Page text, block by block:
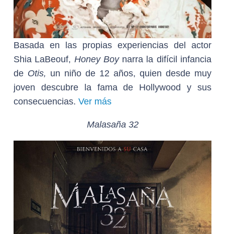
Basada en las propias experiencias del actor
Shia LaBeouf, Honey Boynarra la difícil infancia
de Otis, un niño de 12 años, quien desde muy
joven descubre la fama de Hollywood y sus
consecuencias. Ver más
Malasaña 32